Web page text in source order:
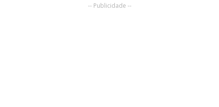
-- Publicidade --